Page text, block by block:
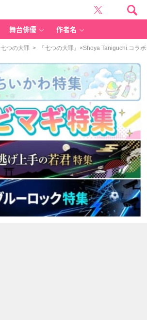
舞台俳優 作者名
七つの大罪 > 『七つの大罪』×Shoya Taniguchi.コラ